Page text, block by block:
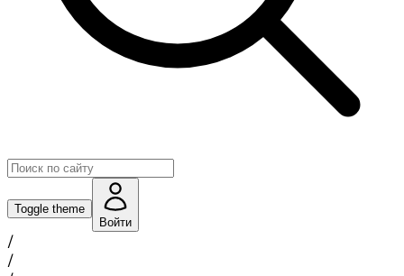
Toggle theme
Войти
/
/